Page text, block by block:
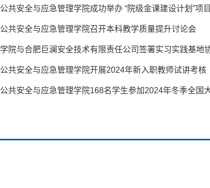
公共安全与应急管理学院成功举办 “院级金课建设计划”项
公共安全与应急管理学院召开本科教学质量提升讨论会
学院与合肥巨澜安全技术有限责任公司签署实习实践基地
公共安全与应急管理学院开展2024年新入职教师试讲考核
公共安全与应急管理学院168名学生参加2024年冬季全国